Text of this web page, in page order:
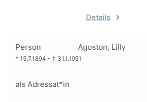
Details
Person Agoston, Lilly
* 15.7.1894 - † 31.1.1951
als Adressat*in